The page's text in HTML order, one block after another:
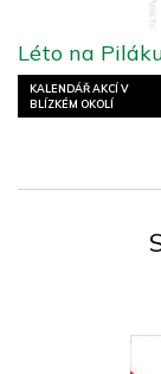
KALENDÁŘ AKCÍ V
BLÍZKÉM OKOLÍ
Léto na